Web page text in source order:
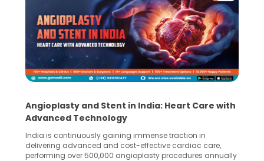
Angioplasty and Stent in India: Heart Care with
Advanced Technology
India is continuously gaining immense traction in
delivering advanced and cost-effective cardiac care,
performing over 500,000 angioplasty procedures annually